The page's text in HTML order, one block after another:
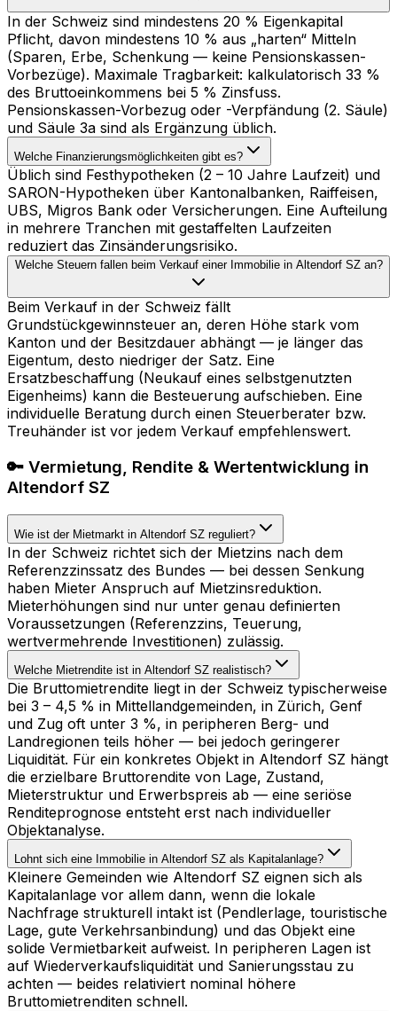
In der Schweiz sind mindestens 20 % Eigenkapital
Pflicht, davon mindestens 10 % aus „harten“ Mitteln
(Sparen, Erbe, Schenkung — keine Pensionskassen-
Vorbezüge). Maximale Tragbarkeit: kalkulatorisch 33 %
des Bruttoeinkommens bei 5 % Zinsfuss.
Pensionskassen-Vorbezug oder -Verpfändung (2. Säule)
und Säule 3a sind als Ergänzung üblich.
Welche Finanzierungsmöglichkeiten gibt es?
Üblich sind Festhypotheken (2 – 10 Jahre Laufzeit) und
SARON-Hypotheken über Kantonalbanken, Raiffeisen,
UBS, Migros Bank oder Versicherungen. Eine Aufteilung
in mehrere Tranchen mit gestaffelten Laufzeiten
reduziert das Zinsänderungsrisiko.
Welche Steuern fallen beim Verkauf einer Immobilie in Altendorf SZ an?
Beim Verkauf in der Schweiz fällt
Grundstückgewinnsteuer an, deren Höhe stark vom
Kanton und der Besitzdauer abhängt — je länger das
Eigentum, desto niedriger der Satz. Eine
Ersatzbeschaffung (Neukauf eines selbstgenutzten
Eigenheims) kann die Besteuerung aufschieben. Eine
individuelle Beratung durch einen Steuerberater bzw.
Treuhänder ist vor jedem Verkauf empfehlenswert.
🔑 Vermietung, Rendite & Wertentwicklung in
Altendorf SZ
Wie ist der Mietmarkt in Altendorf SZ reguliert?
In der Schweiz richtet sich der Mietzins nach dem
Referenzzinssatz des Bundes — bei dessen Senkung
haben Mieter Anspruch auf Mietzinsreduktion.
Mieterhöhungen sind nur unter genau definierten
Voraussetzungen (Referenzzins, Teuerung,
wertvermehrende Investitionen) zulässig.
Welche Mietrendite ist in Altendorf SZ realistisch?
Die Bruttomietrendite liegt in der Schweiz typischerweise
bei 3 – 4,5 % in Mittellandgemeinden, in Zürich, Genf
und Zug oft unter 3 %, in peripheren Berg- und
Landregionen teils höher — bei jedoch geringerer
Liquidität. Für ein konkretes Objekt in Altendorf SZ hängt
die erzielbare Bruttorendite von Lage, Zustand,
Mieterstruktur und Erwerbspreis ab — eine seriöse
Renditeprognose entsteht erst nach individueller
Objektanalyse.
Lohnt sich eine Immobilie in Altendorf SZ als Kapitalanlage?
Kleinere Gemeinden wie Altendorf SZ eignen sich als
Kapitalanlage vor allem dann, wenn die lokale
Nachfrage strukturell intakt ist (Pendlerlage, touristische
Lage, gute Verkehrsanbindung) und das Objekt eine
solide Vermietbarkeit aufweist. In peripheren Lagen ist
auf Wiederverkaufsliquidität und Sanierungsstau zu
achten — beides relativiert nominal höhere
Bruttomietrenditen schnell.